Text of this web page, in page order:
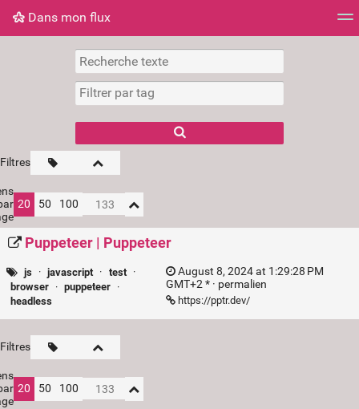
Dans mon flux
Dans mon flux Nuage de tags Mur d'images
Filtres
20 50 100
Puppeteer | Puppeteer
js · javascript · test
·
browser · puppeteer ·
headless
August 8, 2024 at 1:29:28 PM
GMT+2 * · permalien
https://pptr.dev/
Filtres
20 50 100